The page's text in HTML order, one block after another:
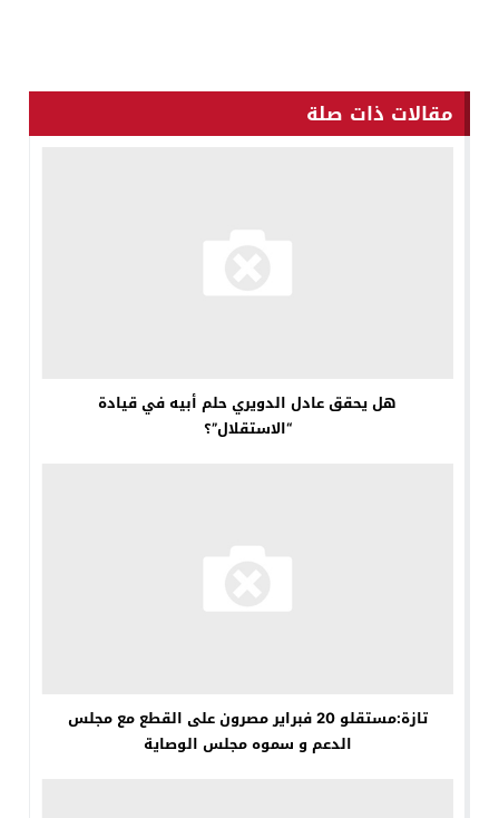
مقالات ذات صلة
هل يحقق عادل الدويري حلم أبيه في قيادة
“الاستقلال”؟
تازة:مستقلو 20 فبراير مصرون على القطع مع مجلس
الدعم و سموه مجلس الوصاية